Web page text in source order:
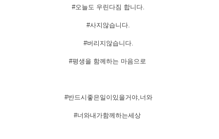
#오늘도 우린다짐 합니다.
#사지않습니다.
#버리지않습니다.
#평생을 함께하는 마음으로
#반드시좋은일이있을거야,너와
#너와내가함께하는세상